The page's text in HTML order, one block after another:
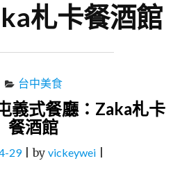
札卡餐酒館
台中美食
義式餐廳：Zaka札卡
餐酒館
29|by vickeywei|